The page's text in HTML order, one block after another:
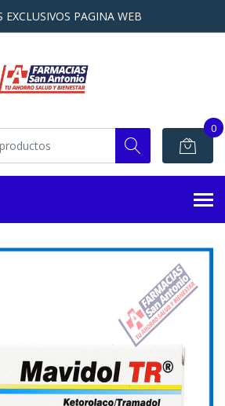
EXCLUSIVOS PAGINA WEB
0